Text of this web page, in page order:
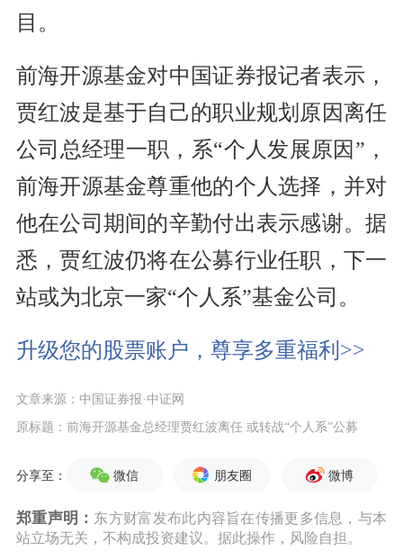
目。
前海开源基金对中国证券报记者表示，
贾红波是基于自己的职业规划原因离任
公司总经理一职，系“个人发展原因”，
前海开源基金尊重他的个人选择，并对
他在公司期间的辛勤付出表示感谢。据
悉，贾红波仍将在公募行业任职，下一
站或为北京一家“个人系”基金公司。
升级您的股票账户，尊享多重福利>>
文章来源：中国证券报·中证网
原标题：前海开源基金总经理贾红波离任 或转战“个人系”公募
分享至： 微信 朋友圈 微博
郑重声明： 东方财富发布此内容旨在传播更多信息，与本
站立场无关，不构成投资建议。据此操作，风险自担。